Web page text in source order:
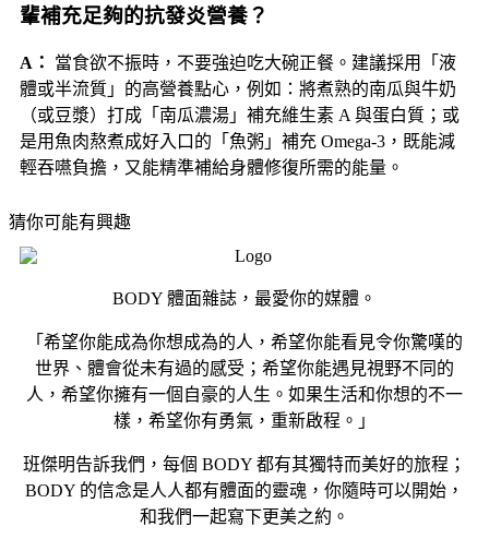
輩補充足夠的抗發炎營養？
A：
當食欲不振時，不要強迫吃大碗正餐。建議採用「液
體或半流質」的高營養點心，例如：將煮熟的南瓜與牛奶
（或豆漿）打成「南瓜濃湯」補充維生素 A 與蛋白質；或
是用魚肉熬煮成好入口的「魚粥」補充 Omega-3，既能減
輕吞嚥負擔，又能精準補給身體修復所需的能量。
猜你可能有興趣
BODY 體面雜誌，最愛你的媒體。
「希望你能成為你想成為的人，希望你能看見令你驚嘆的
世界、體會從未有過的感受；希望你能遇見視野不同的
人，希望你擁有一個自豪的人生。如果生活和你想的不一
樣，希望你有勇氣，重新啟程。」
班傑明告訴我們，每個 BODY 都有其獨特而美好的旅程；
BODY 的信念是人人都有體面的靈魂，你隨時可以開始，
和我們一起寫下更美之約。